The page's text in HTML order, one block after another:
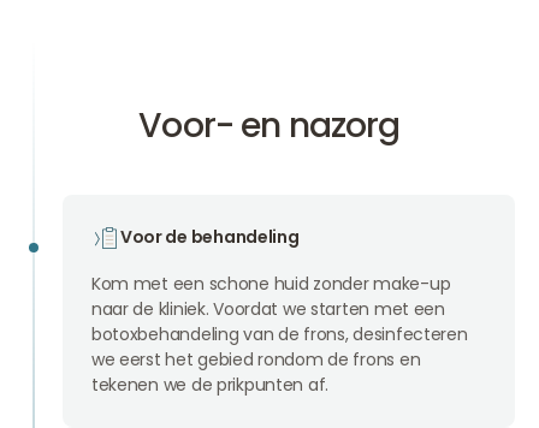
Voor- en nazorg
Voor de behandeling
Kom met een schone huid zonder make-up
naar de kliniek. Voordat we starten met een
botoxbehandeling van de frons, desinfecteren
we eerst het gebied rondom de frons en
tekenen we de prikpunten af.